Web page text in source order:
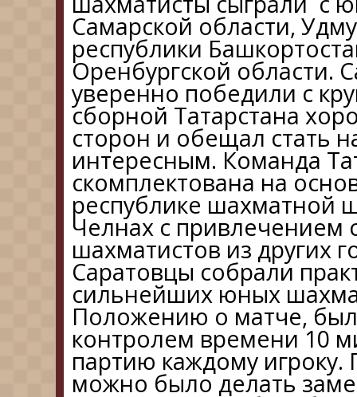
Самарской области,
республики
Оренбургской области.
уверенно победили с
сборной Татарстана
сторон и обещал стать
интересным. Команда
скомплектована на
республике шахматной
Челнах с привлечением
шахматистов из других
Саратовцы собрали
сильнейших юных
Положению о матче,
контролем времени 10
партию каждому
можно было делать